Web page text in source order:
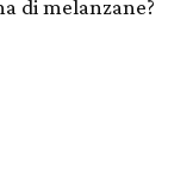
di melanzane?